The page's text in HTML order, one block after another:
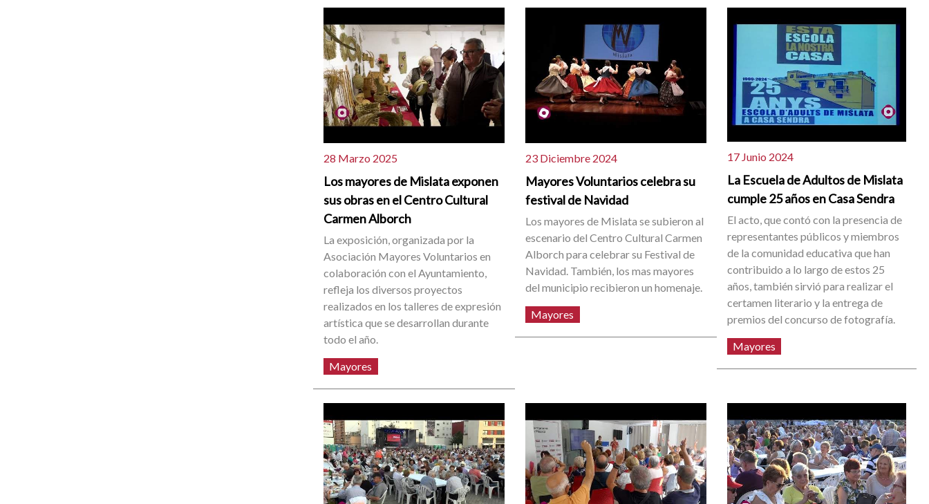
28 Marzo 2025
Los mayores de Mislata exponen
sus obras en el Centro Cultural
Carmen Alborch
La exposición, organizada por la
Asociación Mayores Voluntarios en
colaboración con el Ayuntamiento,
refleja los diversos proyectos
realizados en los talleres de expresión
artística que se desarrollan durante
todo el año.
Mayores
23 Diciembre 2024
Mayores Voluntarios celebra su
festival de Navidad
Los mayores de Mislata se subieron al
escenario del Centro Cultural Carmen
Alborch para celebrar su Festival de
Navidad. También, los mas mayores
del municipio recibieron un homenaje.
Mayores
17 Junio 2024
La Escuela de Adultos de Mislata
cumple 25 años en Casa Sendra
El acto, que contó con la presencia de
representantes públicos y miembros
de la comunidad educativa que han
contribuido a lo largo de estos 25
años, también sirvió para realizar el
certamen literario y la entrega de
premios del concurso de fotografía.
Mayores